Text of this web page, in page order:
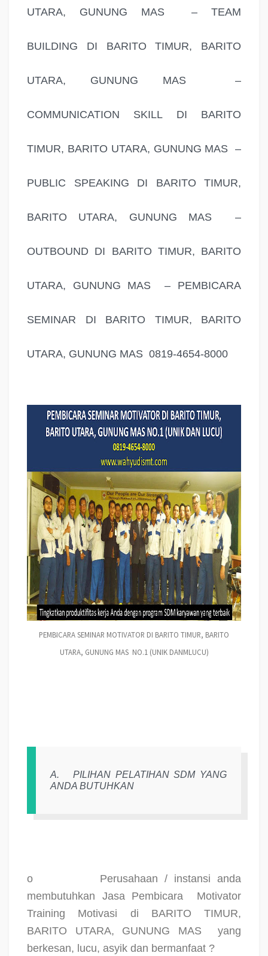
UTARA, GUNUNG MAS – TEAM
BUILDING DI BARITO TIMUR, BARITO
UTARA, GUNUNG MAS –
COMMUNICATION SKILL DI BARITO
TIMUR, BARITO UTARA, GUNUNG MAS –
PUBLIC SPEAKING DI BARITO TIMUR,
BARITO UTARA, GUNUNG MAS –
OUTBOUND DI BARITO TIMUR, BARITO
UTARA, GUNUNG MAS – PEMBICARA
SEMINAR DI BARITO TIMUR, BARITO
UTARA, GUNUNG MAS 0819-4654-8000
PEMBICARA SEMINAR MOTIVATOR DI BARITO TIMUR, BARITO
UTARA, GUNUNG MAS NO.1 (UNIK DANMLUCU)
A.
PILIHAN PELATIHAN SDM YANG
ANDA BUTUHKAN
o
Perusahaan / instansi anda
membutuhkan Jasa Pembicara
Motivator
Training Motivasi di BARITO TIMUR,
BARITO UTARA, GUNUNG MAS
yang
berkesan, lucu, asyik dan bermanfaat ?